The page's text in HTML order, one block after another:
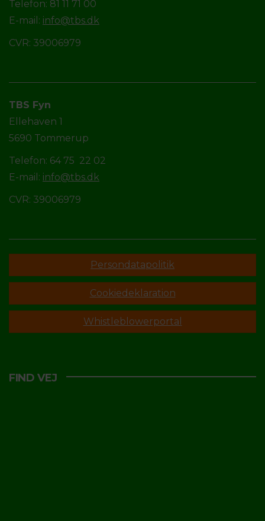
Telefon: 81 11 71 00
E-mail: info@tbs.dk
CVR: 39006979
TBS Fyn
Ellehaven 1
5690 Tommerup
Telefon: 64 75 22 02
E-mail: info@tbs.dk
CVR: 39006979
Persondatapolitik
Cookiedeklaration
Whistleblowerportal
FIND VEJ